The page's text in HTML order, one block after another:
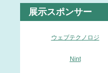
展示スポンサー
ウェブテクノロジ
Nint